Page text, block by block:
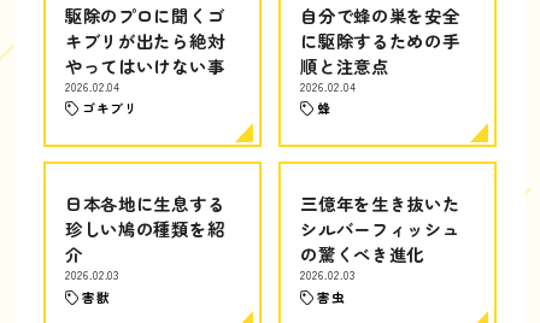
駆除のプロに聞くゴ
キブリが出たら絶対
やってはいけない事
2026.02.04
ゴキブリ
自分で蜂の巣を安全
に駆除するための手
順と注意点
2026.02.04
蜂
日本各地に生息する
珍しい鳩の種類を紹
介
2026.02.03
害獣
三億年を生き抜いた
シルバーフィッシュ
の驚くべき進化
2026.02.03
害虫